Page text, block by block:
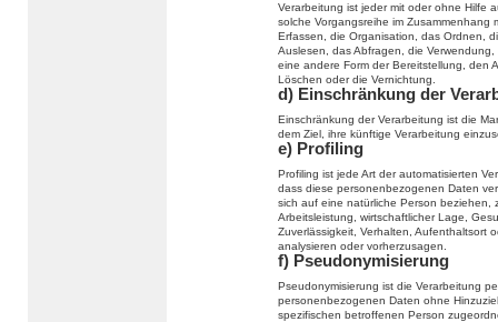
Verarbeitung ist jeder mit oder ohne Hilfe
solche Vorgangsreihe im
Erfassen, die Organisation, das Ordnen,
Auslesen, das Abfragen, die
eine andere Form der Bereitstellung, den
Löschen oder die Vernichtung.
d) Einschränkung der
Einschränkung der Verarbeitung ist die
dem Ziel, ihre künftige Verarbeitung
e) Profiling
Profiling ist jede Art der automatisierten
dass diese personenbezogenen Daten
sich auf eine natürliche Person beziehen,
Arbeitsleistung, wirtschaftlicher Lage,
Zuverlässigkeit, Verhalten, Aufenthaltsort
analysieren oder vorherzusagen.
f) Pseudonymisierung
Pseudonymisierung ist die Verarbeitung
personenbezogenen Daten ohne
spezifischen betroffenen Person